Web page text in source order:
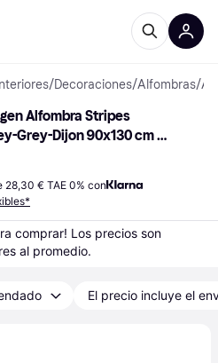
/Decoraciones/Alfombras/
Alfombra Stripes
Grey-Dijon 90x130 cm
28,30 € TAE 0% con
comprar! Los precios son
al promedio.
El precio incluye el